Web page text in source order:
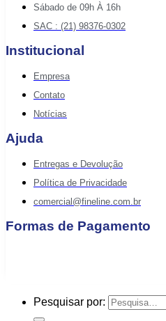
Sábado de 09h À 16h
SAC : (21) 98376-0302
Institucional
Empresa
Contato
Notícias
Ajuda
Entregas e Devolução
Política de Privacidade
comercial@fineline.com.br
Formas de Pagamento
Pesquisar por: